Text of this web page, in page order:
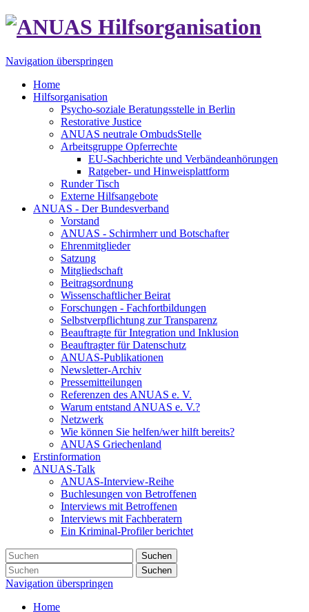
Navigation überspringen
Home
Hilfsorganisation
Psycho-soziale Beratungsstelle in Berlin
Restorative Justice
ANUAS neutrale OmbudsStelle
Arbeitsgruppe Opferrechte
EU-Sachberichte und Verbändeanhörungen
Ratgeber- und Hinweisplattform
Runder Tisch
Externe Hilfsangebote
ANUAS - Der Bundesverband
Vorstand
ANUAS - Schirmherr und Botschafter
Ehrenmitglieder
Satzung
Mitgliedschaft
Beitragsordnung
Wissenschaftlicher Beirat
Forschungen - Fachfortbildungen
Selbstverpflichtung zur Transparenz
Beauftragte für Integration und Inklusion
Beauftragter für Datenschutz
ANUAS-Publikationen
Newsletter-Archiv
Pressemitteilungen
Referenzen des ANUAS e. V.
Warum entstand ANUAS e. V.?
Netzwerk
Wie können Sie helfen/wer hilft bereits?
ANUAS Griechenland
Erstinformation
ANUAS-Talk
ANUAS-Interview-Reihe
Buchlesungen von Betroffenen
Interviews mit Betroffenen
Interviews mit Fachberatern
Ein Kriminal-Profiler berichtet
Suchen
Suchen
Navigation überspringen
Home